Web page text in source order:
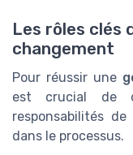
Les rôles clés
changement
Pour réussir une
est crucial de
responsabilités
dans le processus.